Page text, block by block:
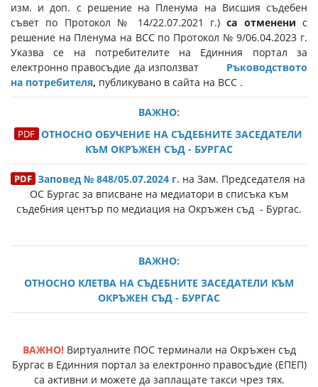
изм. и доп. с решение на Пленума на Висшия съдебен
съвет по Протокол № 14/22.07.2021 г.)са отменени с
решение на Пленума на ВСС по Протокол № 9/06.04.2023 г.
Указва се на потребителите на Единния портал за
електронно правосъдие да използват
Ръководството
на потребителя, публикувано в сайта на ВСС .
ВАЖНО:
ОТНОСНО ОБУЧЕНИЕ НА СЪДЕБНИТЕ ЗАСЕДАТЕЛИ
КЪМ ОКРЪЖЕН СЪД - БУРГАС
Заповед № 848/05.07.2024 г. на Зам. Председателя на
ОС Бургас за вписване на медиатори в списъка към
съдебния център по медиация на Окръжен съд - Бургас.
ВАЖНО:
ОТНОСНО КЛЕТВА НА СЪДЕБНИТЕ ЗАСЕДАТЕЛИ КЪМ
ОКРЪЖЕН СЪД - БУРГАС
ВАЖНО!Виртуалните ПОС терминали на Окръжен съд
Бургас в Единния портал за електронно правосъдие (EПЕП)
са активни и можете да заплащате такси чрез тях.